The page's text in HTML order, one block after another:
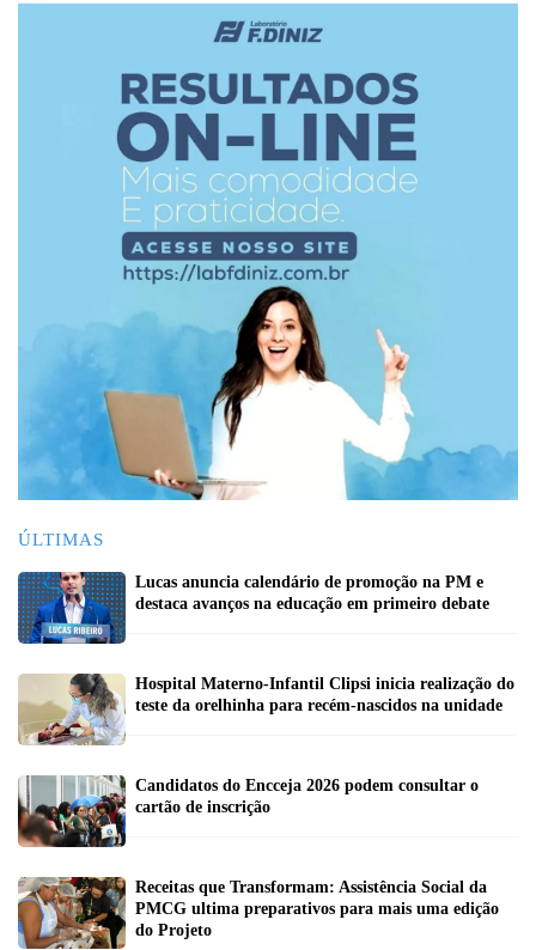
ÚLTIMAS
Lucas anuncia calendário de promoção na PM e
destaca avanços na educação em primeiro debate
Hospital Materno-Infantil Clipsi inicia realização do
teste da orelhinha para recém-nascidos na unidade
Candidatos do Encceja 2026 podem consultar o
cartão de inscrição
Receitas que Transformam: Assistência Social da
PMCG ultima preparativos para mais uma edição
do Projeto